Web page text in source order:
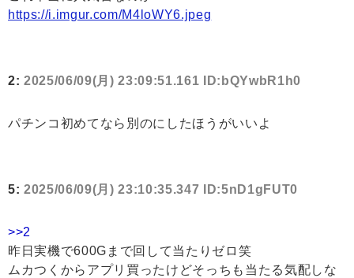
https://i.imgur.com/M4loWY6.jpeg
2: 2025/06/09(月) 23:09:51.161 ID:bQYwbR1h0
パチンコ初めてなら別のにしたほうがいいよ
5: 2025/06/09(月) 23:10:35.347 ID:5nD1gFUT0
>>2
昨日実機で600Gまで回して当たりゼロ笑
ムカつくからアプリ買ったけどそっちも当たる気配しな